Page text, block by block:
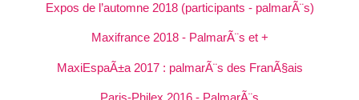
Expos de l’automne 2018 (participants - palmarÃ¨s)
Maxifrance 2018 - PalmarÃ¨s et +
MaxiEspaÃ±a 2017 : palmarÃ¨s des FranÃ§ais
Paris-Philex 2016 - PalmarÃ¨s